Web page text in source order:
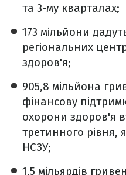
та 3-му кварталах;
173 мільйони
регіональних
здоров'я;
905,8 мільйона
фінансову
охорони здоров'я
третинного рівня,
НСЗУ;
1,5 мільярдів